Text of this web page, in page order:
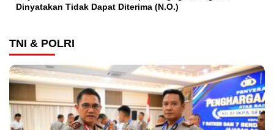
Dinyatakan Tidak Dapat Diterima (N.O.)
TNI & POLRI